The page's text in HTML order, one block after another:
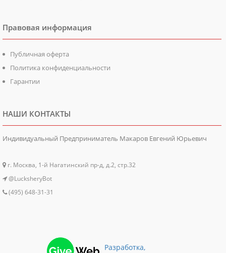
Правовая информация
Публичная оферта
Политика конфиденциальности
Гарантии
НАШИ КОНТАКТЫ
Индивидуальный Предприниматель Макаров Евгений Юрьевич
г. Москва, 1-й Нагатинский пр-д, д.2, стр.32
@LucksheryBot
(495) 648-31-31
Разработка,